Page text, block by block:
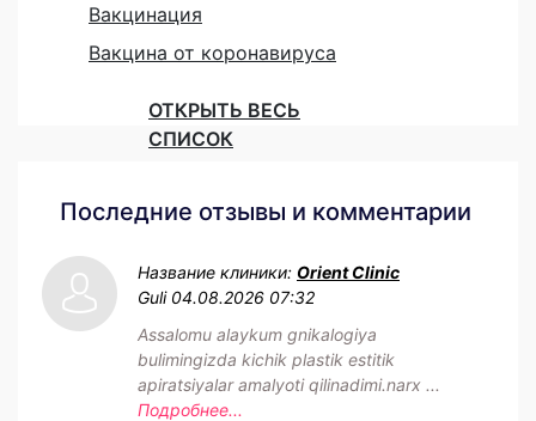
Вакцинация
Вакцина от коронавируса
ОТКРЫТЬ ВЕСЬ
СПИСОК
Последние отзывы и комментарии
Название клиники: Orient Clinic
Guli 04.08.2026 07:32
Assalomu alaykum gnikalogiya
bulimingizda kichik plastik estitik
apiratsiyalar amalyoti qilinadimi.narx ...
Подробнее...